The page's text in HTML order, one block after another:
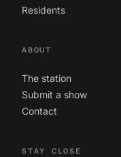
Residents
ABOUT
The station
Submit a show
Contact
STAY CLOSE